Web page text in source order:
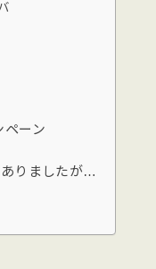
ペーン
りましたが…